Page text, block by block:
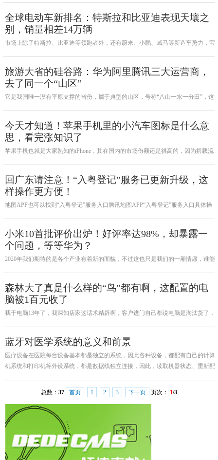
越做越大，小屏手机已经逐渐在我们的视野消失了。
全球电动车新排名：特斯拉和比亚迪表现天壤之
别，销量相差14万辆
市场上除了特斯拉、比亚迪等领跑者外，还有蔚来、小鹏、威马等新造车势力，宝
旅游大省的硅谷路：华为阿里腾讯三大运营商，
去了同一个“山区”
它是我国唯一没有平原支撑的省份，属于典型的山区，号称“八山一水一分田”，这
今天才知道！苹果手机里的小汽车图标是什么意
思，看完涨知识了
苹果手机也就是大家熟知的iPhone，其在国内的市场份额还是很高的，因为搭载流
回广东请注意！“入粤登记”服务已更新升级，这
样操作更方便！
地图APP也可以找到“入粤登记”服务入口腾讯地图APP“入粤登记”服务入口具体操
小米10首批评价出炉！好评率达98%，却暴露一
个问题，等等华为？
2020年我们期待的是各个产业有着新的面貌，不过这也只是我们的一厢情愿，谁能
午，小米正式召开了新品发布会，小米10终于与我们正式见
森林大了真是什么样的“鸟”都有啊，这配置的电
脑被1百元收了
我干电脑13年了，我深知店家这话术精辟啊，客户进门自己都说电脑是淘汰货了，
蓝牙对医学系统的意义和前景
医疗设备在医院每台设备基本都是独立的系统，因此各种设备，都配有自己的计算
机系统和打印机等外设系统，都是数据线独立连接，因此，读取机器状态、重新配
性考虑，都是独立的系统，最常见的现象如手术室，故鱿科室，可以看
总数： 37 首页 1 2 3 下一页 页次： 1/3